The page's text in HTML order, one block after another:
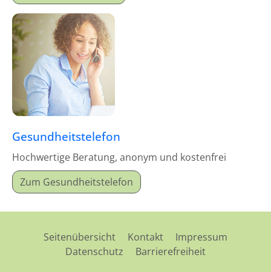
Gesundheitstelefon
Hochwertige Beratung, anonym und kostenfrei
Zum Gesundheitstelefon
Seitenübersicht Kontakt
Impressum
Datenschutz
Barrierefreiheit